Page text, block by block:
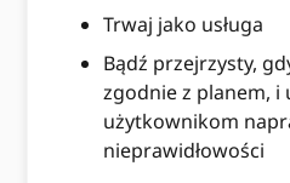
Trwaj jako usługa
Bądź przejrzysty,
zgodnie z planem, i
użytkownikom
nieprawidłowości